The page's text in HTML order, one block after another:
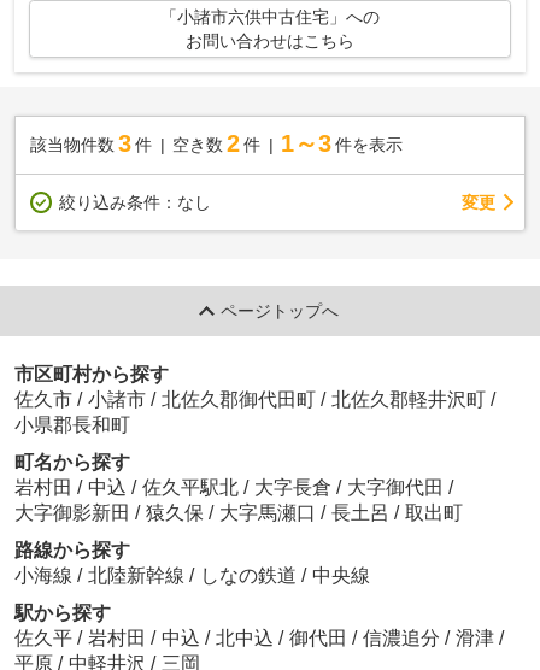
「小諸市六供中古住宅」への
お問い合わせはこちら
該当物件数 3件 空き数 2 件 1～3 件を表示
絞り込み条件： なし 変更
ページトップへ
市区町村から探す
佐久市 / 小諸市 / 北佐久郡御代田町 / 北佐久郡軽井沢町 /
小県郡長和町
町名から探す
岩村田 / 中込 / 佐久平駅北 / 大字長倉 / 大字御代田 /
大字御影新田 / 猿久保 / 大字馬瀬口 / 長土呂 / 取出町
路線から探す
小海線 / 北陸新幹線 / しなの鉄道 / 中央線
駅から探す
佐久平 / 岩村田 / 中込 / 北中込 / 御代田 / 信濃追分 / 滑津 /
平原 / 中軽井沢 / 三岡